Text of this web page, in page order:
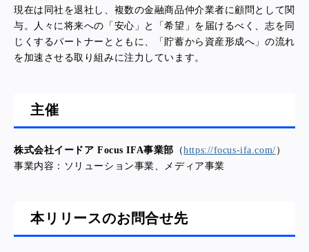
現在は同社を退社し、複数の金融商品仲介業者に顧問として関
与。人々に将来への「安心」と「希望」を届けるべく、志を同
じくするパートナーとともに、「貯蓄から資産形成へ」の流れ
を加速させる取り組みに注力しています。
主催
株式会社イードア Focus IFA事業部 （https://focus-ifa.com/ ）
事業内容：ソリューション事業、メディア事業
本リリースのお問合せ先